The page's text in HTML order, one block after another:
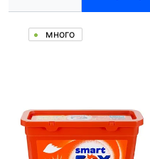
много